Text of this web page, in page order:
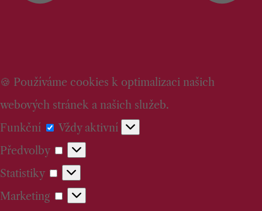
🍪 Používáme cookies k optimalizaci našich
webových stránek a našich služeb.
Funkční
Funkční
Vždy aktivní
Předvolby
Předvolby
Statistiky
Statistiky
Marketing
Marketing